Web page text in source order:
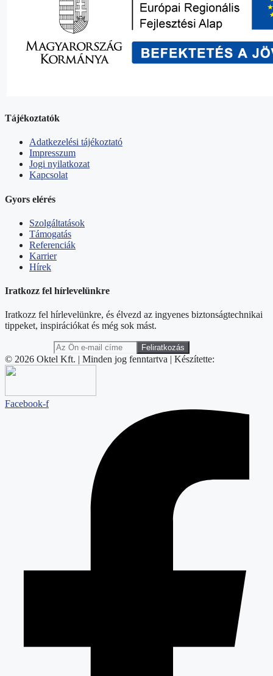
Tájékoztatók
Adatkezelési tájékoztató
Impresszum
Jogi nyilatkozat
Kapcsolat
Gyors elérés
Szolgáltatások
Támogatás
Referenciák
Karrier
Hírek
Iratkozz fel hírlevelünkre
Iratkozz fel hírlevelünkre, és élvezd az ingyenes biztonságtechnikai
tippeket, inspirációkat és még sok mást.
© 2026 Oktel Kft. | Minden jog fenntartva | Készítette:
Facebook-f